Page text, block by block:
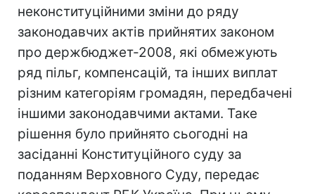
неконституційними зміни до ряду
законодавчих актів прийнятих законом
про держбюджет-2008, які обмежують
ряд пільг, компенсацій, та інших виплат
різним категоріям громадян, передбачені
іншими законодавчими актами. Таке
рішення було прийнято сьогодні на
засіданні Конституційного суду за
поданням Верховного Суду, передає